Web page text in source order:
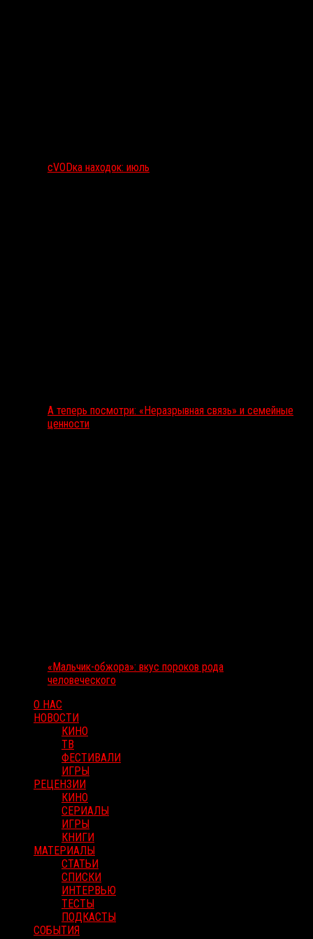
сVODка находок: июль
А теперь посмотри: «Неразрывная связь» и семейные
ценности
«Мальчик-обжора»: вкус пороков рода
человеческого
О НАС
НОВОСТИ
КИНО
ТВ
ФЕСТИВАЛИ
ИГРЫ
РЕЦЕНЗИИ
КИНО
СЕРИАЛЫ
ИГРЫ
КНИГИ
МАТЕРИАЛЫ
СТАТЬИ
СПИСКИ
ИНТЕРВЬЮ
ТЕСТЫ
ПОДКАСТЫ
СОБЫТИЯ